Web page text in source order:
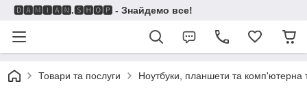
🅳🅰🅼🅸🅰🅽.🆂🅷🅾🅿 - Знайдемо все!
Товари та послуги Ноутбуки, планшети та комп'ютерна